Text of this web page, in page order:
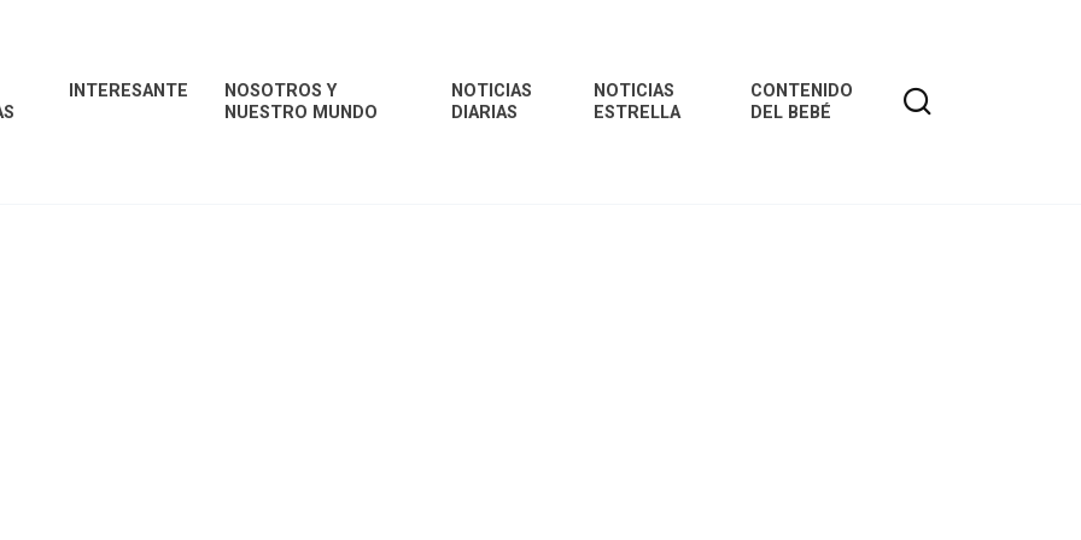
INTERESANTE
NOSOTROS Y
NUESTRO MUNDO
NOTICIAS
DIARIAS
NOTICIAS
ESTRELLA
CONTENIDO
DEL BEBÉ